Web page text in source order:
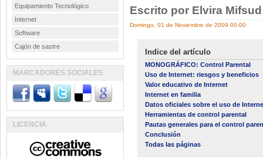
Escrito por Elvira
Domingo, 01 de Noviembre de 2009 00:00
Indice del artículo
MONOGRÁFICO: Control Parental
Uso de Internet: riesgos y beneficios
Valor educativo de Internet
Internet en familia
Datos oficiales sobre el uso de
Herramientas de control parental
Pautas generales para el control
Conclusión
Todas las páginas
Equipamiento Tecnológico
Internet
Software
Cajón de sastre
MARCADORES SOCIALES
LICENCIA